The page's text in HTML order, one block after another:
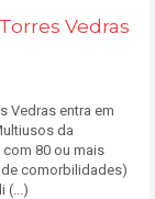
Vedras
Vedras entra em
da
80 ou mais
comorbilidades)
(...)